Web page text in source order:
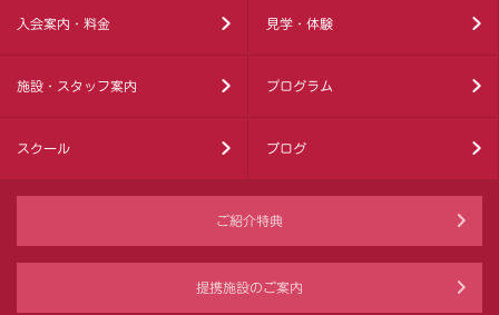
入会案内・料金 見学・体験
施設・スタッフ案内 プログラム
スクール ブログ
ご紹介特典
提携施設のご案内